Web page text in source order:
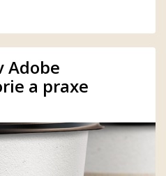
Adobe
a praxe